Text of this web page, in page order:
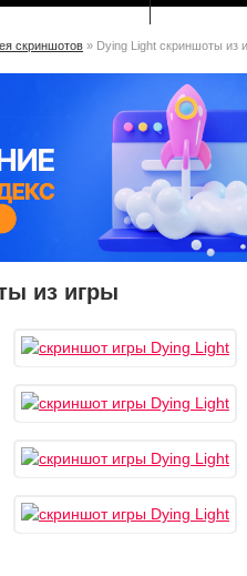
скриншотов » Dying Light скриншоты из
из игры